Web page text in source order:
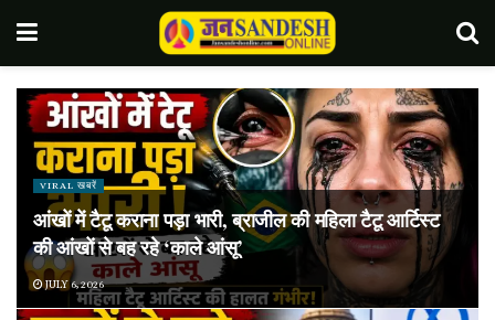
VIRAL खबरें
आंखों में टैटू कराना पड़ा भारी, ब्राजील की महिला टैटू आर्टिस्ट
की आंखों से बह रहे ‘काले आंसू’
JULY 6, 2026